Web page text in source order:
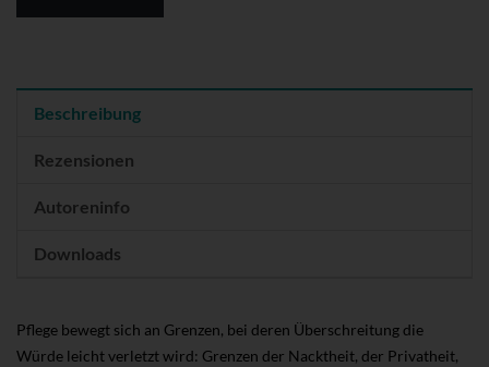
Beschreibung
Rezensionen
Autoreninfo
Downloads
Pflege bewegt sich an Grenzen, bei deren Überschreitung die
Würde leicht verletzt wird: Grenzen der Nacktheit, der Privatheit,